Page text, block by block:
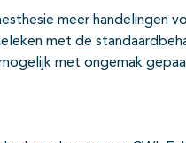
meer handelingen
met de
met ongemak